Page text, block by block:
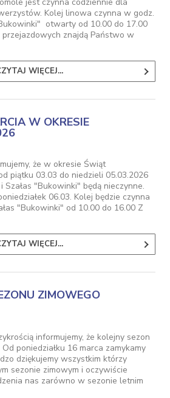
Kolej linowa czynna w godz.
otwarty od 10.00 do 17.00
znajdą Państwo w
WIĘCEJ...
W OKRESIE
że w okresie Świąt
piątku 03.03 do niedzieli 05.03.2026
"Bukowinki" będą nieczynne.
06.03. Kolej będzie czynna
"Bukowinki" od 10.00 do 16.00 Z
WIĘCEJ...
ZIMOWEGO
informujemy, że kolejny sezon
poniedziałku 16 marca zamykamy
dziękujemy wszystkim którzy
sezonie zimowym i oczywiście
nas zarówno w sezonie letnim